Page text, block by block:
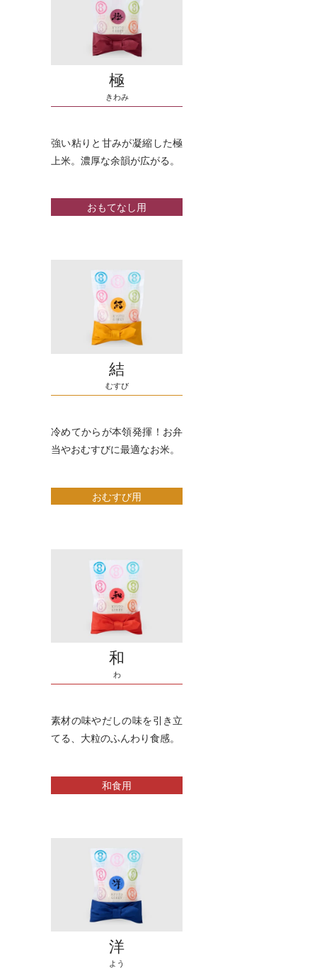
極
きわみ
強い粘りと甘みが凝縮した極
上米。濃厚な余韻が広がる。
おもてなし用
結
むすび
冷めてからが本領発揮！お弁
当やおむすびに最適なお米。
おむすび用
和
わ
素材の味やだしの味を引き立
てる、大粒のふんわり食感。
和食用
洋
よう